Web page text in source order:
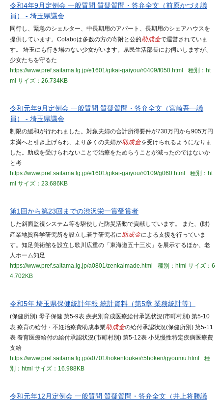
令和4年9月定例会 一般質問 質疑質問・答弁全文（前原かづえ議
員） - 埼玉県議会
同行し、緊急のシェルター、中長期用のアパート、長期用のシェアハウスを
提供しています。Colaboは多数の方の寄附と公的助成金で運営されていま
す。 埼玉にも行き場のない少女がいます。県民生活部長にお伺いしますが、
少女たちを守るた
https://www.pref.saitama.lg.jp/e1601/gikai-gaiyou/r0409/f050.html
種別：ht
ml サイズ：26.734KB
令和元年9月定例会 一般質問 質疑質問・答弁全文（宮崎吾一議
員） - 埼玉県議会
制限の緩和が行われました。対象夫婦の合計所得要件が730万円から905万円
未満へと引き上げられ、より多くの夫婦が助成金を受けられるようになりま
した。助成を受けられないことで治療をためらうことが減ったのではないか
と考
https://www.pref.saitama.lg.jp/e1601/gikai-gaiyou/r0109/g060.html
種別：ht
ml サイズ：23.686KB
第1回から第23回までの渋沢栄一賞受賞者
した斜面監視システム等を駆使した防災活動で貢献しています。 また、(財)
産業地質科学研究所を設立し若手研究者に助成金による支援を行っていま
す。知足美術館を設立し歌川広重の「東海道五十三次」を展示するほか、老
人ホーム知足
https://www.pref.saitama.lg.jp/a0801/zenkaimade.html
種別：html サイズ：6
4.702KB
令和5年 埼玉県保健統計年報 統計資料（第5章 業務統計等）
(保健所別) 母子保健 第5-9表 疾患別育成医療給付承認状況(市町村別) 第5-10
表 療育の給付・不妊治療費助成事業助成金の給付承認状況(保健所別) 第5-11
表 養育医療給付の給付承認状況(市町村別) 第5-12表 小児慢性特定疾病医療費
支給
https://www.pref.saitama.lg.jp/a0701/hokentoukei/r5hoken/gyoumu.html
種
別：html サイズ：16.988KB
令和元年12月定例会 一般質問 質疑質問・答弁全文（井上将勝議